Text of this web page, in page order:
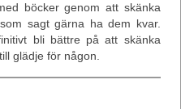
böcker genom att skänka
sagt gärna ha dem kvar.
bli bättre på att skänka
glädje för någon.